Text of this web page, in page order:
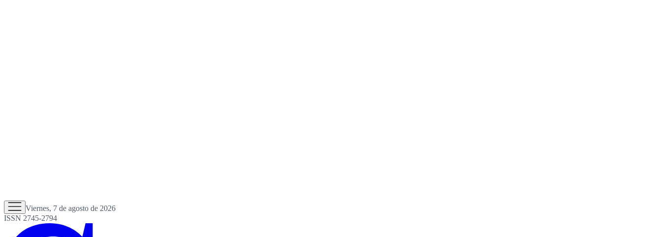
Viernes, 7 de agosto de 2026
ISSN 2745-2794